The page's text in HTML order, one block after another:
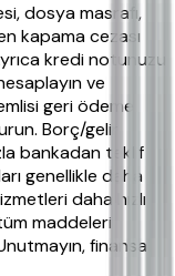
dosya masrafı,
kapama cezası
kredi notunuzu
ve
geri ödeme
Borç/gelir
bankadan teklif
genellikle daha
daha hızlı
maddeleri
finansal